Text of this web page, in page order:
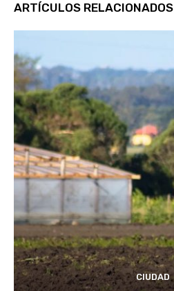
ARTÍCULOS RELACIONADOS
CIUDAD